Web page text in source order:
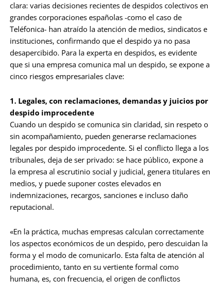
clara: varias decisiones recientes de despidos colectivos en
grandes corporaciones españolas -como el caso de
Teléfonica- han atraído la atención de medios, sindicatos e
instituciones, confirmando que el despido ya no pasa
desapercibido. Para la experta en despidos, es evidente
que si una empresa comunica mal un despido, se expone a
cinco riesgos empresariales clave:
1. Legales, con reclamaciones, demandas y juicios por
despido improcedente
Cuando un despido se comunica sin claridad, sin respeto o
sin acompañamiento, pueden generarse reclamaciones
legales por despido improcedente. Si el conflicto llega a los
tribunales, deja de ser privado: se hace público, expone a
la empresa al escrutinio social y judicial, genera titulares en
medios, y puede suponer costes elevados en
indemnizaciones, recargos, sanciones e incluso daño
reputacional.
«En la práctica, muchas empresas calculan correctamente
los aspectos económicos de un despido, pero descuidan la
forma y el modo de comunicarlo. Esta falta de atención al
procedimiento, tanto en su vertiente formal como
humana, es, con frecuencia, el origen de conflictos